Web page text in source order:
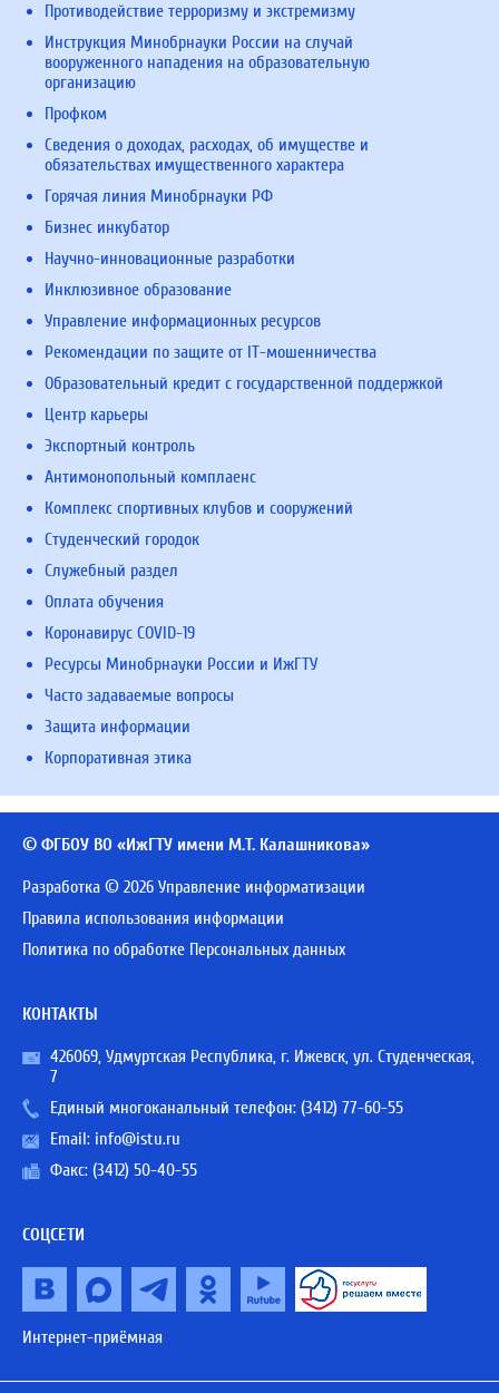
Противодействие терроризму и экстремизму
Инструкция Минобрнауки России на случай
вооруженного нападения на образовательную
организацию
Профком
Сведения о доходах, расходах, об имуществе и
обязательствах имущественного характера
Горячая линия Минобрнауки РФ
Бизнес инкубатор
Научно-инновационные разработки
Инклюзивное образование
Управление информационных ресурсов
Рекомендации по защите от IT-мошенничества
Образовательный кредит с государственной поддержкой
Центр карьеры
Экспортный контроль
Антимонопольный комплаенс
Комплекс спортивных клубов и сооружений
Студенческий городок
Служебный раздел
Оплата обучения
Коронавирус COVID-19
Ресурсы Минобрнауки России и ИжГТУ
Часто задаваемые вопросы
Защита информации
Корпоративная этика
© ФГБОУ ВО «ИжГТУ имени М.Т. Калашникова»
Разработка © 2026 Управление информатизации
Правила использования информации
Политика по обработке Персональных данных
КОНТАКТЫ
426069, Удмуртская Республика, г. Ижевск, ул. Студенческая,
7
Единый многоканальный телефон: (3412) 77-60-55
Email: info@istu.ru
Факс: (3412) 50-40-55
СОЦСЕТИ
Интернет-приёмная